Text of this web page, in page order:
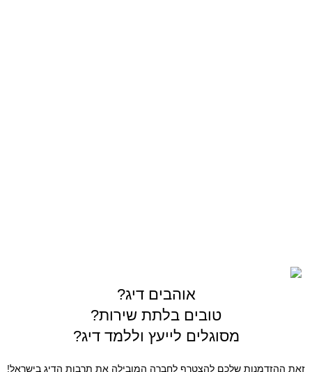
אוהבים דיג?
טובים בלתת שירות?
מסוגלים לייעץ וללמד דיג?
זאת ההזדמנות שלכם להצטרף לחברה המובילה את תרבות הדיג בישראל!